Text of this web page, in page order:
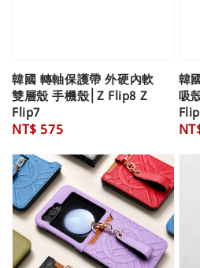
韓國 轉軸保護帶 外硬內軟
雙層殼 手機殼│Z Flip8 Z
Flip7
Regular
NT$ 575
韓
吸